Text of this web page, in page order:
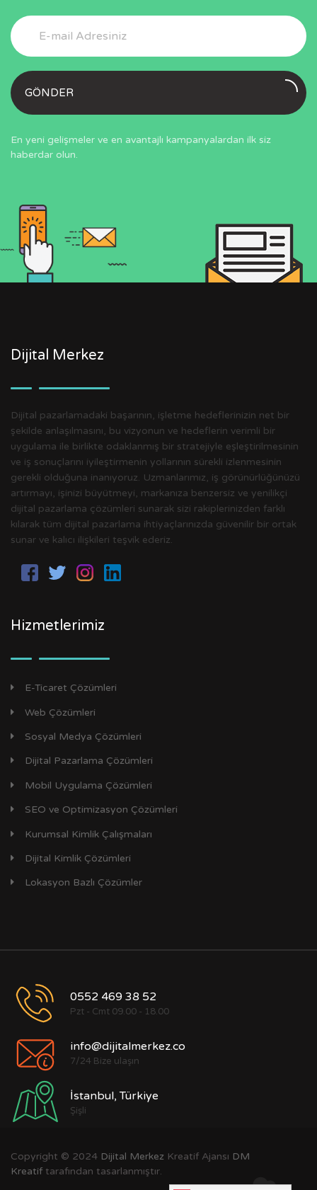
GÖNDER
En yeni gelişmeler ve en avantajlı kampanyalardan ilk siz
haberdar olun.
Dijital Merkez
Dijital pazarlamadaki başarının, işletme hedeflerinizin net bir
şekilde anlaşılmasını, bu vizyonun ve hedeflerin verimli bir
uygulama ile birlikte odaklanmış bir stratejiyle eşleştirilmesinin
ve iş sonuçlarını iyileştirmenin yollarının sürekli izlenmesinin
gerekli olduğuna inanıyoruz. Uzmanlarımız, iş görünürlüğünüzü
artırmayı, işinizi büyütmeyi, markanıza benzersiz ve yenilikçi
dijital pazarlama çözümleri sunarak sizi rakiplerinizden farklı
kılarak tüm dijital pazarlama ihtiyaçlarınızda güvenilir bir ortak
sunar ve kalıcı ilişkileri teşvik ederiz.
Hizmetlerimiz
E-Ticaret Çözümleri
Web Çözümleri
Sosyal Medya Çözümleri
Dijital Pazarlama Çözümleri
Mobil Uygulama Çözümleri
SEO ve Optimizasyon Çözümleri
Kurumsal Kimlik Çalışmaları
Dijital Kimlik Çözümleri
Lokasyon Bazlı Çözümler
0552 469 38 52
Pzt - Cmt 09.00 - 18.00
info@dijitalmerkez.co
7/24 Bize ulaşın
İstanbul, Türkiye
Şişli
Copyright © 2024 Dijital Merkez Kreatif Ajansı DM
Kreatif tarafından tasarlanmıştır.